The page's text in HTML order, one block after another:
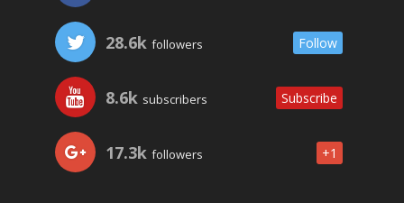
28.6k followers Follow
8.6k subscribers Subscribe
17.3k followers +1